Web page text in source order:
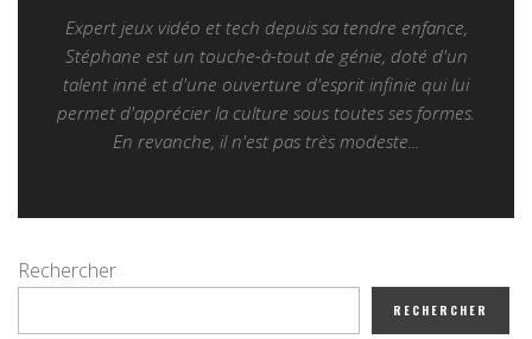
Expert jeux vidéo et tech depuis sa tendre enfance,
Stéphane est un touche-à-tout de génie, doté d'un
talent inné et d'une ouverture d'esprit infinie qui lui
permet d'apprécier la culture sous toutes ses formes.
En revanche, il n'est pas très modeste...
Rechercher
RECHERCHER